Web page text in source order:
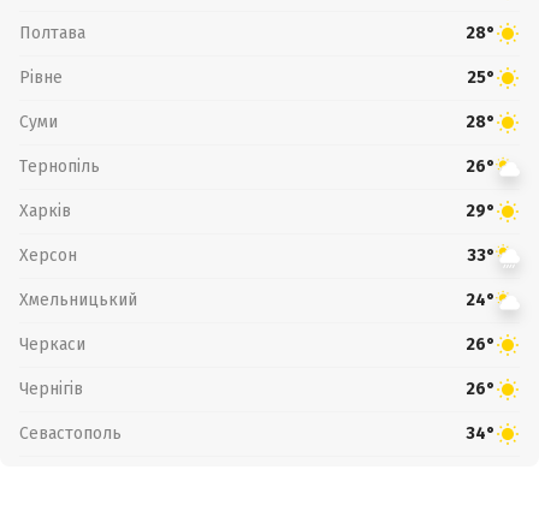
Полтава 28°
Рівне 25°
Суми 28°
Тернопіль 26°
Харків 29°
Херсон 33°
Хмельницький 24°
Черкаси 26°
Чернігів 26°
Севастополь 34°